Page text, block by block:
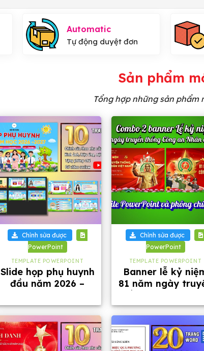
Automatic
Tự động duyệt đơn
Sản phẩm
Tổng hợp những sản phẩm
+
Chỉnh sửa được
PowerPoint
TEMPLATE POWERPOINT
Slide họp phụ huynh
đầu năm 2026 –
Chỉnh sửa được
PowerPoint
TEMPLATE POWERPOINT
Banner lễ kỷ
81 năm ngày
dân Việt Nam